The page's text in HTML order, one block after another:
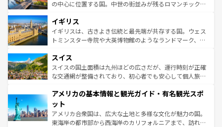
から魅了する。また、フランスは美食の国としても知ら
いる。シャンパンの発祥地であるランス、プロヴァンスの
香り高いラベンダー畑など、多彩な楽しみ方が可能だ。さ
らに、パリ以外の地域にも魅力が溢れており、どの街角に
れる地方に足を運ぶとそれぞれで全く異なる文化を体験で
きるだろう。 なお、新着のフランス情報はコンテンツ一覧
を参照してほしい。
の中心に位置する国。中世の街並みが残るロマンチック街
顔を持つこの国は、どこを歩いても飽きることがない。ベ
ルリンの文化的活気、バイエルン州のアルプスの絶景、そ
してライン川沿いのワイン畑といった風景は必見。ビール
は、お酒好きな人にはぜひ体験してほしい。 なお、新着の
ドイツ情報はコンテンツ一覧を参照してほしい。
イギリス
イギリスは、古きよき伝統と最先端が共存する国。ウェス
トミンスター寺院や大英博物館のようなランドマーク、歴
リアごとに異なる魅力がある。また、優雅なアフタヌーン
ティー、ビール好きにはたまらない英国パブ、サッカー観
戦など、本場だからこそできる体験も豊富。イギリスを旅
ンツ一覧を参照してほしい。
スイス
スイスの国土面積は九州ほどの広さだが、運行時刻が正確
な交通網が整備されており、初心者でも安心して個人旅行
の建物がそのまま残る町や、スイスならではのユニークな
博物館もあり、アルプス観光だけでなく町歩きも満喫する
ことができる。国民の所得が高いため物価も高いが、旅行
者向けの交通パス提供のサービスもあり、うまく活用すれ
アメリカの基本情報と観光ガイド・有名観光スポ
ット
アメリカ合衆国は、広大な土地と多様な文化が魅力の国。
東海岸の都市部から西海岸のカリフォルニアまで、訪れる